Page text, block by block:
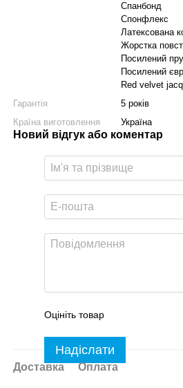
Спанбонд
Спонфлекс
Латексована
Жорстка
Посилений
Посилений
Red velvet
Гарантія
5 років
Країна виготовлення
Україна
Новий відгук або коментар
Оцініть товар
Надіслати
Доставка Оплата